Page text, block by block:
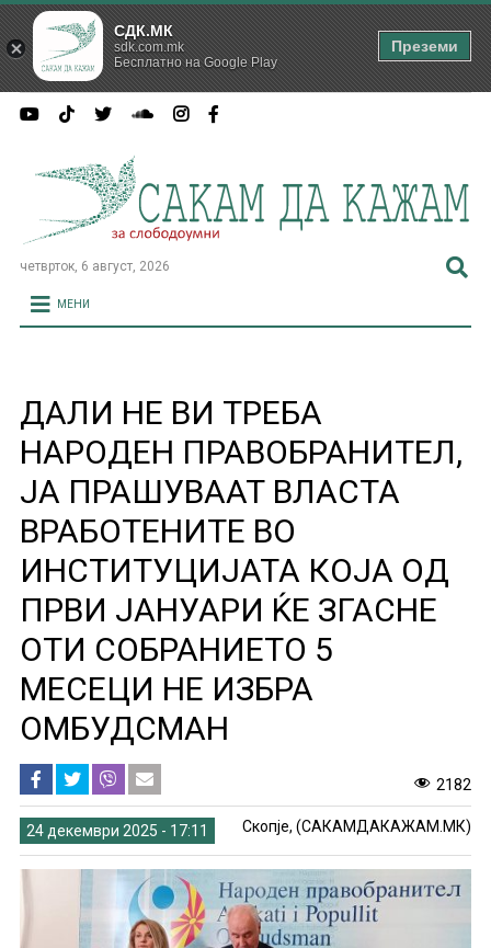
четврток, 6 август, 2026
МЕНИ
ДАЛИ НЕ ВИ ТРЕБА
НАРОДЕН ПРАВОБРАНИТЕЛ,
ЈА ПРАШУВААТ ВЛАСТА
ВРАБОТЕНИТЕ ВО
ИНСТИТУЦИЈАТА КОЈА ОД
ПРВИ ЈАНУАРИ ЌЕ ЗГАСНЕ
ОТИ СОБРАНИЕТО 5
МЕСЕЦИ НЕ ИЗБРА
ОМБУДСМАН
2182
24 декември 2025 - 17:11 Скопје, (САКАМДАКАЖАМ.МК)
СДК.МК
sdk.com.mk
Бесплатно на Google Play
Преземи